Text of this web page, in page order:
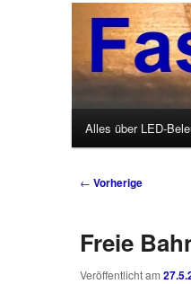
Hauptmenü
Zum Inhalt
Zum
Alles über LED-
Beitrags-Navigation
← Vorherige
Freie
Veröffentlicht am